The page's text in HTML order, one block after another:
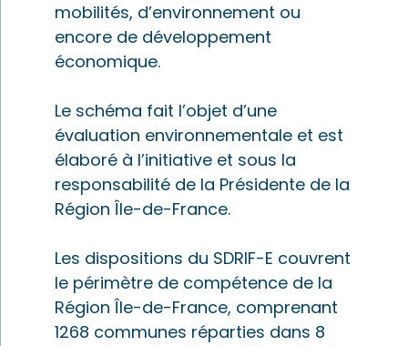
mobilités, d’environnement ou
encore de développement
économique.
Le schéma fait l’objet d’une
évaluation environnementale et est
élaboré à l’initiative et sous la
responsabilité de la Présidente de la
Région Île-de-France.
Les dispositions du SDRIF-E couvrent
le périmètre de compétence de la
Région Île-de-France, comprenant
1268 communes réparties dans 8